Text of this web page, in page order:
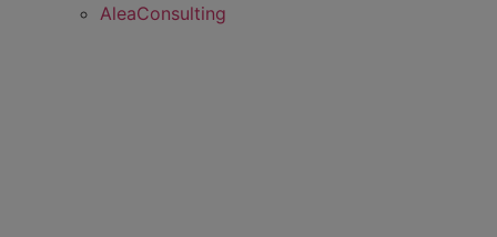
AleaConsulting